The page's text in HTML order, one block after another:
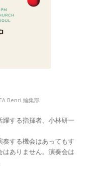
Benri 編集部
する指揮者、小林研一
する機会はあってもす
ありません。演奏会は